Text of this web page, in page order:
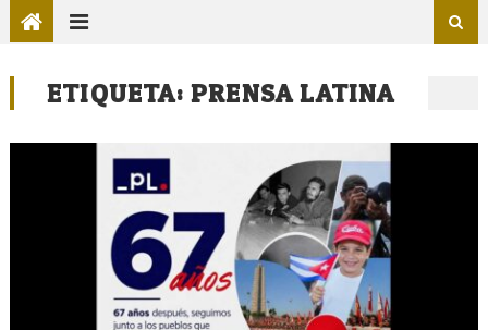
ETIQUETA: PRENSA LATINA